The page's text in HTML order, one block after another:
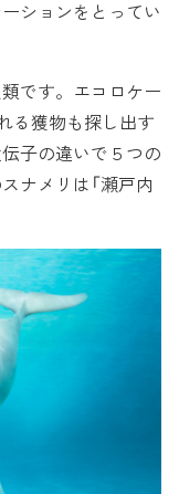
ションをとってい
です。エコロケー
る獲物も探し出す
子の違いで５つの
ナメリは「瀬戸内